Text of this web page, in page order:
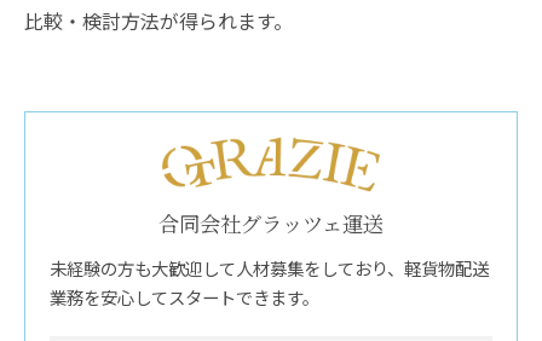
比較・検討方法が得られます。
合同会社グラッツェ運送
未経験の方も大歓迎して人材募集をしており、軽貨物配送
業務を安心してスタートできます。